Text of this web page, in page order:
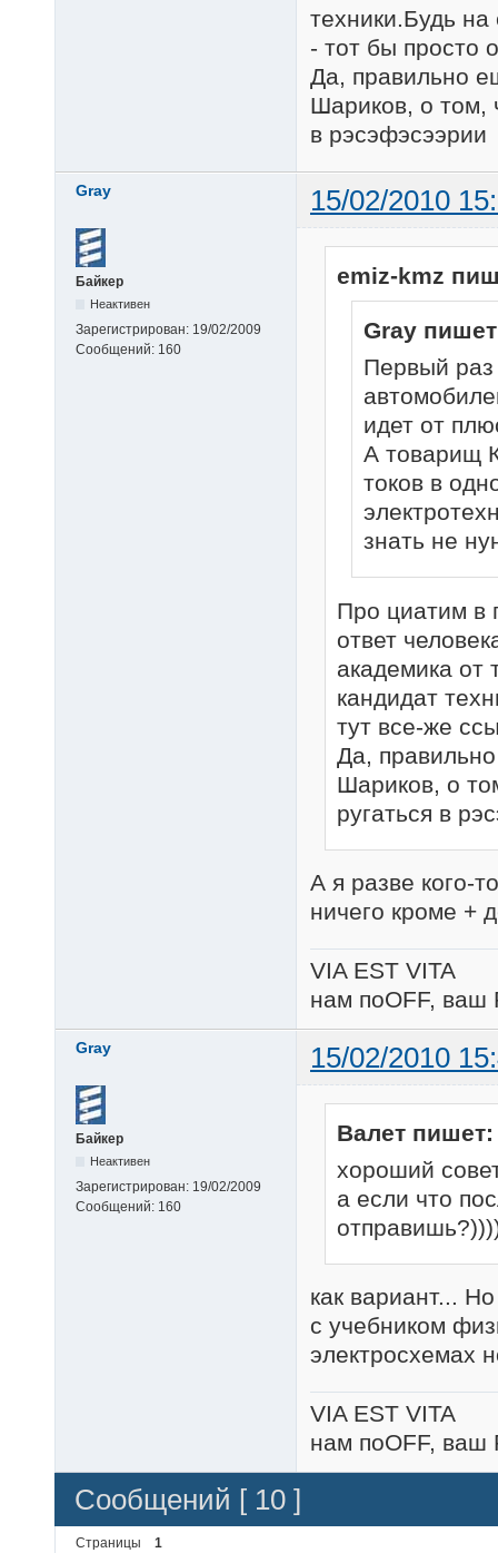
техники.Будь на
- тот бы просто
Да, правильно
Шариков, о том,
в рэсэфэсээрии
Gray 15/02/2010
Байкер
Неактивен
Зарегистрирован: 19/02/2009
Сообщений: 160
emiz-kmz
Gray
Первый раз
идет от
А товарищ
токов в
знать не
Про циатим в
ответ
академика от
кандидат
тут все-же
Да,
Шариков, о
ругаться в
А я разве кого-
ничего кроме +
VIA EST VITA
нам поOFF, ваш
Gray 15/02/2010
Байкер
Неактивен
Зарегистрирован: 19/02/2009
Сообщений: 160
Валет пишет:
хороший
а если что
как вариант...
с учебником
электросхемах
VIA EST VITA
нам поOFF, ваш
Сообщений [ 10 ]
Страницы 1